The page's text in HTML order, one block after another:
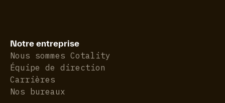
Notre entreprise
Nous sommes Cotality
Équipe de direction
Carrières
Nos bureaux